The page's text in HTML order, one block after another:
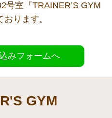
号室『TRAINER’S GYM
ります。
みフォームへ
GYM